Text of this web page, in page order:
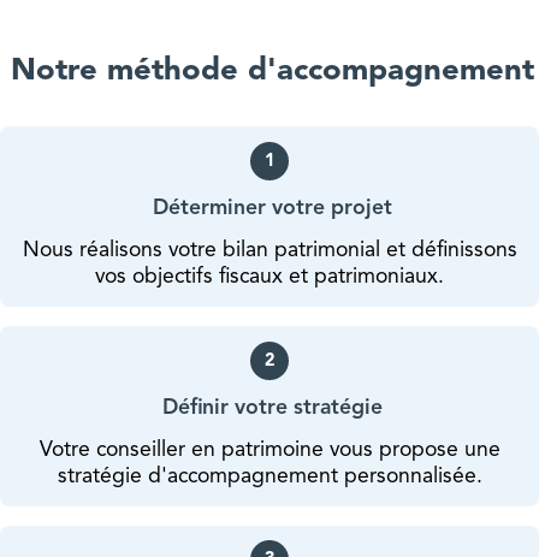
Notre méthode d'accompagnement
1
Déterminer votre projet
Nous réalisons votre bilan patrimonial et définissons
vos objectifs fiscaux et patrimoniaux.
2
Définir votre stratégie
Votre conseiller en patrimoine vous propose une
stratégie d'accompagnement personnalisée.